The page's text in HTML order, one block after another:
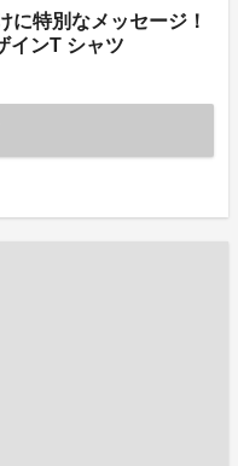
に特別なメッセージ！
インT シャツ